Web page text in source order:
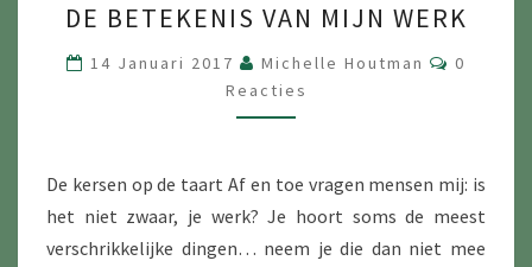
BETEKENIS
VAN
MIJN
WERK
DE BETEKENIS VAN MIJN WERK
14 Januari 2017 Michelle Houtman Reacties
0
Reacties
De kersen op de taart Af en toe vragen mensen mij: is
het niet zwaar, je werk? Je hoort soms de meest
verschrikkelijke dingen… neem je die dan niet mee